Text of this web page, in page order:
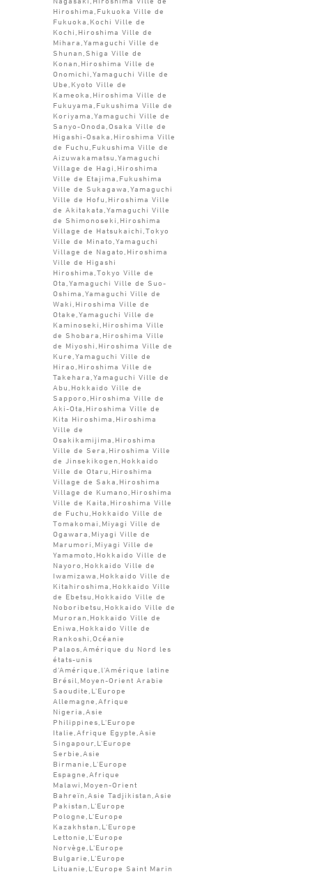
Hiroshima,Fukuoka Ville de
Fukuoka,Kochi Ville de
Kochi,Hiroshima Ville de
Mihara,Yamaguchi Ville de
Shunan,Shiga Ville de
Konan,Hiroshima Ville de
Onomichi,Yamaguchi Ville de
Ube,Kyoto Ville de
Kameoka,Hiroshima Ville de
Fukuyama,Fukushima Ville de
Koriyama,Yamaguchi Ville de
Sanyo-Onoda,Osaka Ville de
Higashi-Osaka,Hiroshima Ville
de Fuchu,Fukushima Ville de
Aizuwakamatsu,Yamaguchi
Village de Hagi,Hiroshima
Ville de Etajima,Fukushima
Ville de Sukagawa,Yamaguchi
Ville de Hofu,Hiroshima Ville
de Akitakata,Yamaguchi Ville
de Shimonoseki,Hiroshima
Village de Hatsukaichi,Tokyo
Ville de Minato,Yamaguchi
Village de Nagato,Hiroshima
Ville de Higashi
Hiroshima,Tokyo Ville de
Ota,Yamaguchi Ville de Suo-
Oshima,Yamaguchi Ville de
Waki,Hiroshima Ville de
Otake,Yamaguchi Ville de
Kaminoseki,Hiroshima Ville
de Shobara,Hiroshima Ville
de Miyoshi,Hiroshima Ville de
Kure,Yamaguchi Ville de
Hirao,Hiroshima Ville de
Takehara,Yamaguchi Ville de
Abu,Hokkaido Ville de
Sapporo,Hiroshima Ville de
Aki-Ota,Hiroshima Ville de
Kita Hiroshima,Hiroshima
Ville de
Osakikamijima,Hiroshima
Ville de Sera,Hiroshima Ville
de Jinsekikogen,Hokkaido
Ville de Otaru,Hiroshima
Village de Saka,Hiroshima
Village de Kumano,Hiroshima
Ville de Kaita,Hiroshima Ville
de Fuchu,Hokkaido Ville de
Tomakomai,Miyagi Ville de
Ogawara,Miyagi Ville de
Marumori,Miyagi Ville de
Yamamoto,Hokkaido Ville de
Nayoro,Hokkaido Ville de
Iwamizawa,Hokkaido Ville de
Kitahiroshima,Hokkaido Ville
de Ebetsu,Hokkaido Ville de
Noboribetsu,Hokkaido Ville de
Muroran,Hokkaido Ville de
Eniwa,Hokkaido Ville de
Rankoshi,Océanie
Palaos,Amérique du Nord les
états-unis
d'Amérique,l'Amérique latine
Brésil,Moyen-Orient Arabie
Saoudite,L'Europe
Allemagne,Afrique
Nigeria,Asie
Philippines,L'Europe
Italie,Afrique Egypte,Asie
Singapour,L'Europe
Serbie,Asie
Birmanie,L'Europe
Espagne,Afrique
Malawi,Moyen-Orient
Bahreïn,Asie Tadjikistan,Asie
Pakistan,L'Europe
Pologne,L'Europe
Kazakhstan,L'Europe
Lettonie,L'Europe
Norvège,L'Europe
Bulgarie,L'Europe
Lituanie,L'Europe Saint Marin